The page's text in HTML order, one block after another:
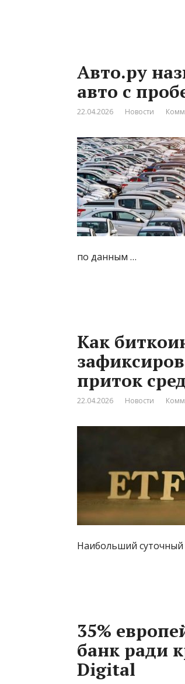
Авто.ру
авто с
22.04.2026 Новости
по данным …
Как
приток
22.04.2026 Новости
Наибольший суточный
35%
банк ради
Digital